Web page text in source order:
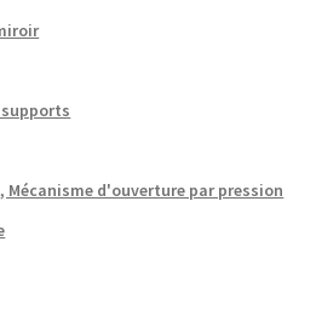
Mécanisme d'ouverture par pression